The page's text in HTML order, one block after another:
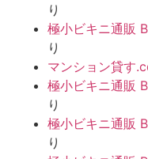
り
極小ビキニ通販
り
マンション貸す
極小ビキニ通販
り
極小ビキニ通販
り